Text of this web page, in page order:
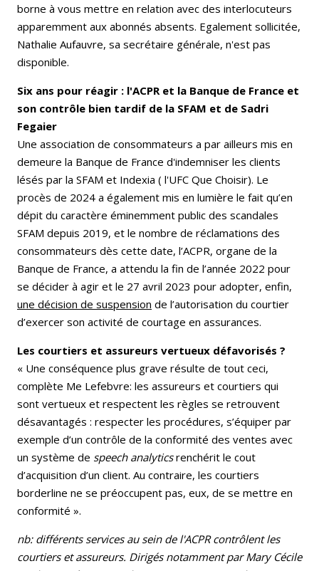
borne à vous mettre en relation avec des interlocuteurs
apparemment aux abonnés absents. Egalement sollicitée,
Nathalie Aufauvre, sa secrétaire générale, n'est pas
disponible.
Six ans pour réagir : l'ACPR et la Banque de France et
son contrôle bien tardif de la SFAM et de Sadri
Fegaier
Une association de consommateurs a par ailleurs mis en
demeure la Banque de France d'indemniser les clients
lésés par la SFAM et Indexia ( l'UFC Que Choisir). Le
procès de 2024 a également mis en lumière le fait qu’en
dépit du caractère éminemment public des scandales
SFAM depuis 2019, et le nombre de réclamations des
consommateurs dès cette date, l’ACPR, organe de la
Banque de France, a attendu la fin de l’année 2022 pour
se décider à agir et le 27 avril 2023 pour adopter, enfin,
une décision de suspension de l’autorisation du courtier
d’exercer son activité de courtage en assurances.
Les courtiers et assureurs vertueux défavorisés ?
« Une conséquence plus grave résulte de tout ceci,
complète Me Lefebvre: les assureurs et courtiers qui
sont vertueux et respectent les règles se retrouvent
désavantagés : respecter les procédures, s’équiper par
exemple d’un contrôle de la conformité des ventes avec
un système de speech analyticsrenchérit le cout
d’acquisition d’un client. Au contraire, les courtiers
borderline ne se préoccupent pas, eux, de se mettre en
conformité ».
nb: différents services au sein de l'ACPR contrôlent les
courtiers et assureurs. Dirigés notamment par Mary Cécile